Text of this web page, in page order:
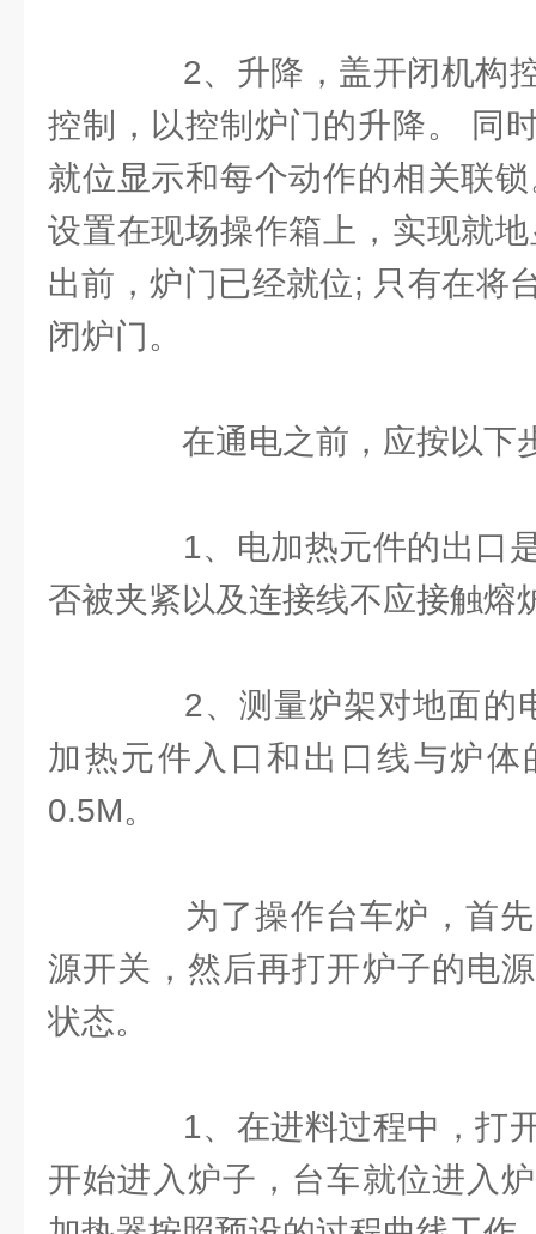
2、升降，盖开闭机构控
控制，以控制炉门的升降。 同
就位显示和每个动作的相关联
设置在现场操作箱上，实现就
出前，炉门已经就位; 只有在将
闭炉门。
在通电之前，应按以下
1、电加热元件的出口是
否被夹紧以及连接线不应接触熔
2、测量炉架对地面的
加热元件入口和出口线与炉
0.5M。
为了操作台车炉，首先
源开关，然后再打开炉子的电
状态。
1、在进料过程中，打开
开始进入炉子，台车就位进入